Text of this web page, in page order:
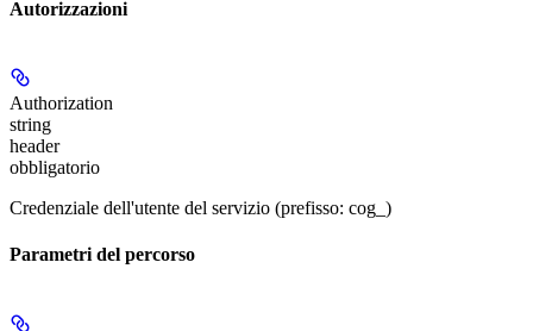
Autorizzazioni
Authorization
string
header
obbligatorio
Credenziale dell'utente del servizio (prefisso: cog_)
Parametri del percorso